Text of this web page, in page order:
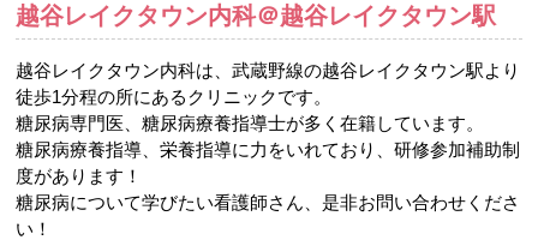
越谷レイクタウン内科＠越谷レイクタウン駅
越谷レイクタウン内科は、武蔵野線の越谷レイクタウン駅より
徒歩1分程の所にあるクリニックです。
糖尿病専門医、糖尿病療養指導士が多く在籍しています。
糖尿病療養指導、栄養指導に力をいれており、研修参加補助制
度があります！
糖尿病について学びたい看護師さん、是非お問い合わせくださ
い！